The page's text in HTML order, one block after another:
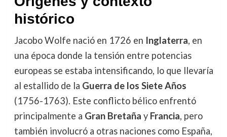
histórico
Jacobo Wolfe nació en 1726 en Inglaterra, en
una época donde la tensión entre potencias
europeas se estaba intensificando, lo que llevaría
al estallido de la Guerra de los Siete Años
(1756-1763). Este conflicto bélico enfrentó
principalmente a Gran Bretaña y Francia, pero
también involucró a otras naciones como España,